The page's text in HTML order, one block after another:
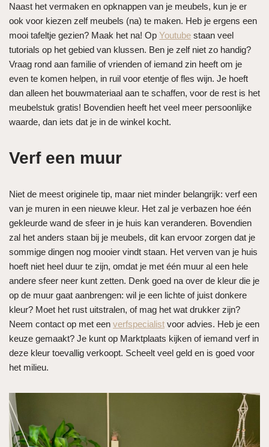
Naast het vermaken en opknappen van je meubels, kun je er
ook voor kiezen zelf meubels (na) te maken. Heb je ergens een
mooi tafeltje gezien? Maak het na! Op Youtube staan veel
tutorials op het gebied van klussen. Ben je zelf niet zo handig?
Vraag rond aan familie of vrienden of iemand zin heeft om je
even te komen helpen, in ruil voor etentje of fles wijn. Je hoeft
dan alleen het bouwmateriaal aan te schaffen, voor de rest is het
meubelstuk gratis! Bovendien heeft het veel meer persoonlijke
waarde, dan iets dat je in de winkel kocht.
Verf een muur
Niet de meest originele tip, maar niet minder belangrijk: verf een
van je muren in een nieuwe kleur. Het zal je verbazen hoe één
gekleurde wand de sfeer in je huis kan veranderen. Bovendien
zal het anders staan bij je meubels, dit kan ervoor zorgen dat je
sommige dingen nog mooier vindt staan. Het verven van je huis
hoeft niet heel duur te zijn, omdat je met één muur al een hele
andere sfeer neer kunt zetten. Denk goed na over de kleur die je
op de muur gaat aanbrengen: wil je een lichte of juist donkere
kleur? Moet het rust uitstralen, of mag het wat drukker zijn?
Neem contact op met een verfspecialist voor advies. Heb je een
keuze gemaakt? Je kunt op Marktplaats kijken of iemand verf in
deze kleur toevallig verkoopt. Scheelt veel geld en is goed voor
het milieu.